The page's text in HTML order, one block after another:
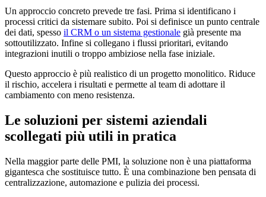
Un approccio concreto prevede tre fasi. Prima si identificano i
processi critici da sistemare subito. Poi si definisce un punto centrale
dei dati, spesso il CRM o un sistema gestionale già presente ma
sottoutilizzato. Infine si collegano i flussi prioritari, evitando
integrazioni inutili o troppo ambiziose nella fase iniziale.
Questo approccio è più realistico di un progetto monolitico. Riduce
il rischio, accelera i risultati e permette al team di adottare il
cambiamento con meno resistenza.
Le soluzioni per sistemi aziendali
scollegati più utili in pratica
Nella maggior parte delle PMI, la soluzione non è una piattaforma
gigantesca che sostituisce tutto. È una combinazione ben pensata di
centralizzazione, automazione e pulizia dei processi.